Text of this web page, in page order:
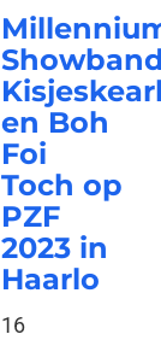
en Boh
Foi
Toch op
PZF
2023 in
Haarlo
16